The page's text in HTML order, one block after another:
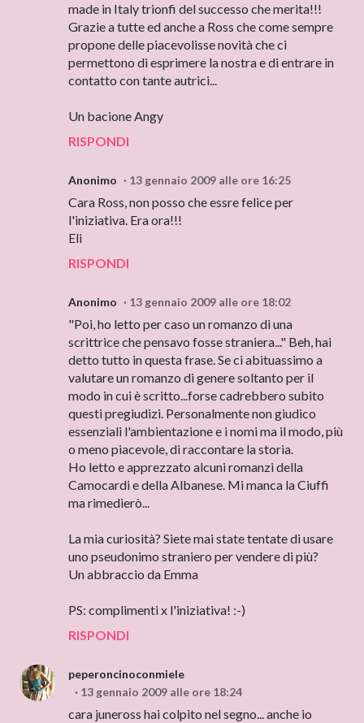
made in Italy trionfi del successo che merita!!!
Grazie a tutte ed anche a Ross che come sempre
propone delle piacevolisse novità che ci
permettono di esprimere la nostra e di entrare in
contatto con tante autrici...
Un bacione Angy
RISPONDI
Anonimo 13 gennaio 2009 alle ore 16:25
Cara Ross, non posso che essre felice per
l'iniziativa. Era ora!!!
Eli
RISPONDI
Anonimo 13 gennaio 2009 alle ore 18:02
"Poi, ho letto per caso un romanzo di una
scrittrice che pensavo fosse straniera..." Beh, hai
detto tutto in questa frase. Se ci abituassimo a
valutare un romanzo di genere soltanto per il
modo in cui è scritto...forse cadrebbero subito
questi pregiudizi. Personalmente non giudico
essenziali l'ambientazione e i nomi ma il modo, più
o meno piacevole, di raccontare la storia.
Ho letto e apprezzato alcuni romanzi della
Camocardi e della Albanese. Mi manca la Ciuffi
ma rimedierò...
La mia curiosità? Siete mai state tentate di usare
uno pseudonimo straniero per vendere di più?
Un abbraccio da Emma
PS: complimenti x l'iniziativa! :-)
RISPONDI
peperoncinoconmiele
13 gennaio 2009 alle ore 18:24
cara juneross hai colpito nel segno... anche io